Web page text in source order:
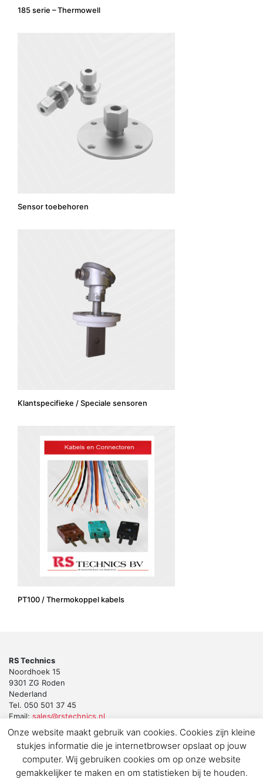
185 serie – Thermowell
Sensor toebehoren
Klantspecifieke / Speciale sensoren
PT100 / Thermokoppel kabels
RS Technics
Noordhoek 15
9301 ZG Roden
Nederland
Tel. 050 501 37 45
Email: sales@rstechnics.nl
Copyright 2018 by RS Technics BV. All rights reserved.
Download de privacyverklaring voor klanten en leveranciers
Onze website maakt gebruik van cookies. Cookies zijn kleine
stukjes informatie die je internetbrowser opslaat op jouw
computer. Wij gebruiken cookies om op onze website
gemakkelijker te maken en om statistieken bij te houden.